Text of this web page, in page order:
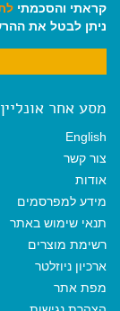
קראתי והסכמתי
ניתן לבטל את
מסע אחר אונליין
English
צור קשר
אודות
מידע למפרסמים
תנאי שימוש באתר
רשימת מוצרים
ארכיון ניוזלטר
מפת אתר